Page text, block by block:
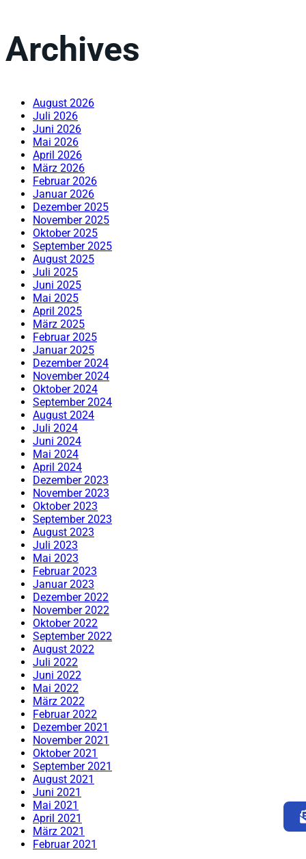
Archives
August 2026
Juli 2026
Juni 2026
Mai 2026
April 2026
März 2026
Februar 2026
Januar 2026
Dezember 2025
November 2025
Oktober 2025
September 2025
August 2025
Juli 2025
Juni 2025
Mai 2025
April 2025
März 2025
Februar 2025
Januar 2025
Dezember 2024
November 2024
Oktober 2024
September 2024
August 2024
Juli 2024
Juni 2024
Mai 2024
April 2024
Dezember 2023
November 2023
Oktober 2023
September 2023
August 2023
Juli 2023
Mai 2023
Februar 2023
Januar 2023
Dezember 2022
November 2022
Oktober 2022
September 2022
August 2022
Juli 2022
Juni 2022
Mai 2022
März 2022
Februar 2022
Dezember 2021
November 2021
Oktober 2021
September 2021
August 2021
Juni 2021
Mai 2021
April 2021
März 2021
Februar 2021